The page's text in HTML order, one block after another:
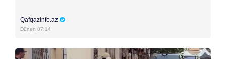
Qafqazinfo.az
Dünən 07:14